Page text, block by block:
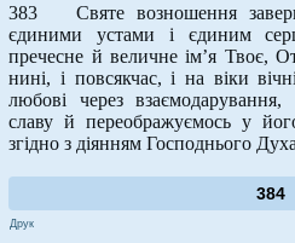
383 Святе возношення
єдиними устами і єдиним
пречесне й величне ім’я Твоє,
нині, і повсякчас, і на віки
любові через
славу й переображуємось у
згідно з діянням Господнього
384
Друк